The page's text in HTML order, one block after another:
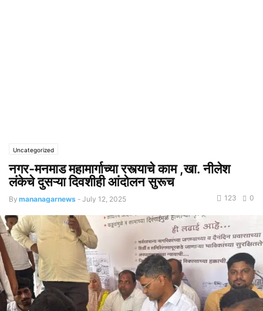
Uncategorized
नगर-मनमाड महामार्गाच्या रस्त्याचे काम ,खा. नीलेश
लंकेचे दुसऱ्या दिवशीही आंदोलन सुरूच
By mananagarnews - July 12, 2025 0
123